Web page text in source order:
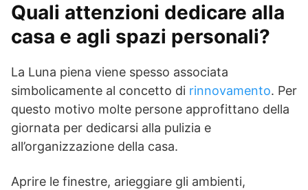
Quali attenzioni dedicare alla
casa e agli spazi personali?
La Luna piena viene spesso associata
simbolicamente al concetto di rinnovamento. Per
questo motivo molte persone approfittano della
giornata per dedicarsi alla pulizia e
all’organizzazione della casa.
Aprire le finestre, arieggiare gli ambienti,